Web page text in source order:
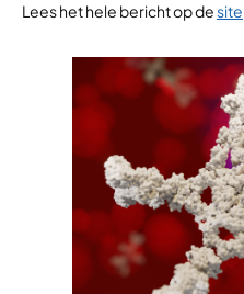
Lees het hele bericht op desite